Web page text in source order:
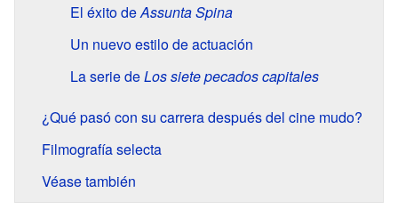
El éxito deAssunta Spina
Un nuevo estilo de actuación
La serie deLos siete pecados capitales
¿Qué pasó con su carrera después del cine mudo?
Filmografía selecta
Véase también